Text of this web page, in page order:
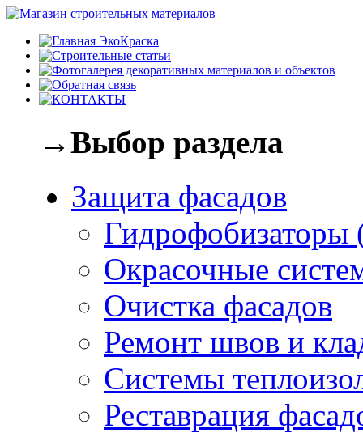
→Выбор раздела
Защита фасадов
Гидрофобизаторы
Окрасочные
Очистка фасадов
Ремонт швов и
Системы
Реставрация